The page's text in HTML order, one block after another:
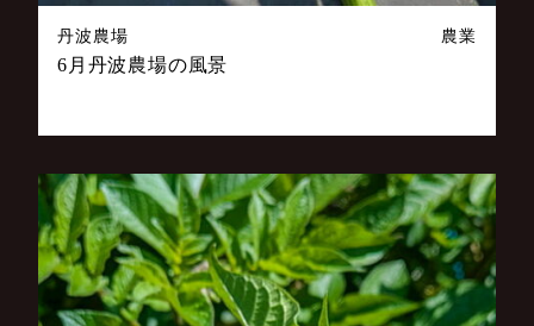
丹波農場 農業
6月丹波農場の風景